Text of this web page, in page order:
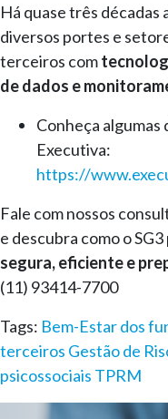
Há quase três décadas
diversos portes e
terceiros com
de dados e
Conheça algumas
Executiva:
https://
Fale com nossos
e descubra como o
segura, eficiente e
(11) 93414-7700
Tags: Bem-Estar dos
terceiros Gestão de
psicossociais TPRM